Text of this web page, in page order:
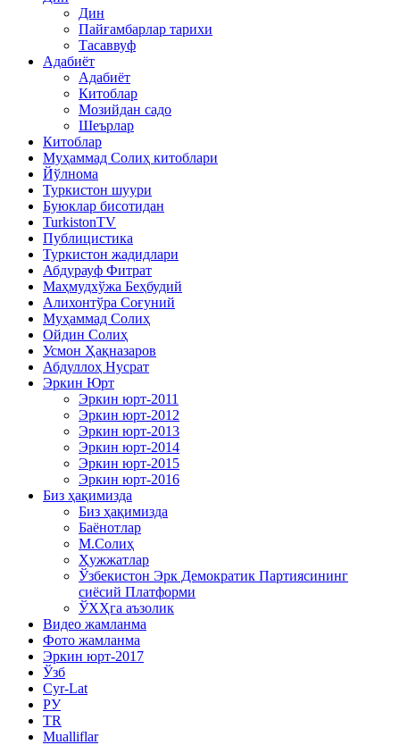
Дин
Пайғамбарлар тарихи
Тасаввуф
Адабиёт
Адабиёт
Китоблар
Мозийдан садо
Шеърлар
Китоблар
Муҳаммад Солиҳ китоблари
Йўлнома
Туркистон шуури
Буюклар бисотидан
TurkistonTV
Публицистика
Туркистон жадидлари
Абдурауф Фитрат
Маҳмудхўжа Беҳбудий
Алихонтўра Соғуний
Муҳаммад Солиҳ
Ойдин Солиҳ
Усмон Ҳақназаров
Абдуллоҳ Нусрат
Эркин Юрт
Эркин юрт-2011
Эркин юрт-2012
Эркин юрт-2013
Эркин юрт-2014
Эркин юрт-2015
Эркин юрт-2016
Биз ҳақимизда
Биз ҳақимизда
Баёнотлар
М.Солиҳ
Ҳужжатлар
Ўзбекистон Эрк Демократик Партиясининг
сиёсий Платформи
ЎХҲга аъзолик
Видео жамланма
Фото жамланма
Эркин юрт-2017
Ўзб
Cyr-Lat
РУ
TR
Mualliflar